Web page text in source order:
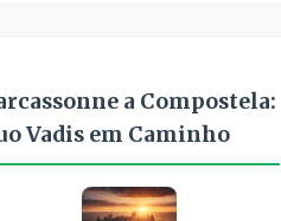
a Compostela:
Vadis em Caminho